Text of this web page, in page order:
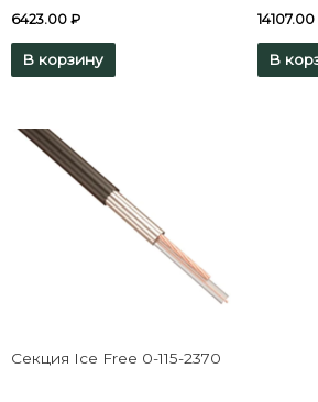
6423.00 ₽
В корзину
14107.00
В
Секция Ice Free 0-115-2370